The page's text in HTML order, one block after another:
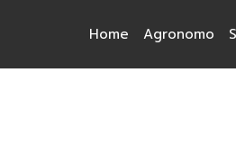
Home Agronomo